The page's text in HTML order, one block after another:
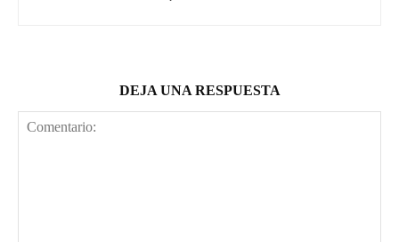
DEJA UNA RESPUESTA